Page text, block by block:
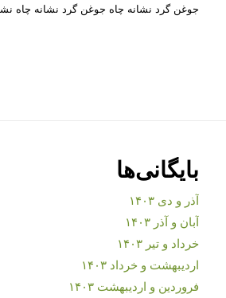
جوغن گرد نشانه چاه جوغن گرد نشانه چاه
بایگانی‌ها
آذر و دی ۱۴۰۳
آبان و آذر ۱۴۰۳
خرداد و تیر ۱۴۰۳
اردیبهشت و خرداد ۱۴۰۳
فروردین و اردیبهشت ۱۴۰۳